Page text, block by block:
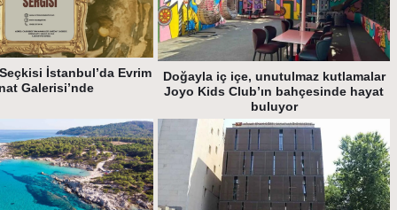
İstanbul’da Evrim
Galerisi’nde
Doğayla iç içe, unutulmaz kutlamalar
Joyo Kids Club’ın bahçesinde hayat
buluyor